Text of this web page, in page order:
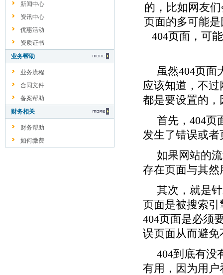
新闻中心
资讯中心
优惠活动
资质证书
业务帮助
业务流程
合同文件
备案帮助
财务相关
财务帮助
如何缴费
的，比如网友
页面的多可能
404页面，可
虽然404页面
应该知道，不
都是要设置的，
首先， 404页
发生了错误或
如果网站的
存在页面与其
其次 ， 就是
页面是被搜索
404页面是必须
误页面从而避
404到底有没
有用，因为用户